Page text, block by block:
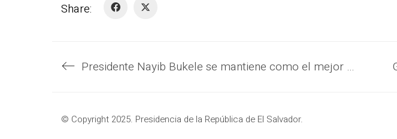
Share:
Presidente Nayib Bukele se mantiene como el mejor evaluado en el mundo dentro del ranking de mandatarios de la encuestadora Mitofsky
© Copyright 2025. Presidencia de la República de El Salvador.